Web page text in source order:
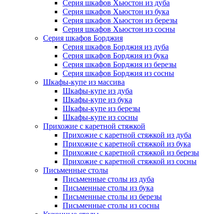
Серия шкафов Хьюстон из дуба
Серия шкафов Хьюстон из бука
Серия шкафов Хьюстон из березы
Серия шкафов Хьюстон из сосны
Серия шкафов Борджия
Серия шкафов Борджия из дуба
Серия шкафов Борджия из бука
Серия шкафов Борджия из березы
Серия шкафов Борджия из сосны
Шкафы-купе из массива
Шкафы-купе из дуба
Шкафы-купе из бука
Шкафы-купе из березы
Шкафы-купе из сосны
Прихожие с каретной стяжкой
Прихожие с каретной стяжкой из дуба
Прихожие с каретной стяжкой из бука
Прихожие с каретной стяжкой из березы
Прихожие с каретной стяжкой из сосны
Письменные столы
Письменные столы из дуба
Письменные столы из бука
Письменные столы из березы
Письменные столы из сосны